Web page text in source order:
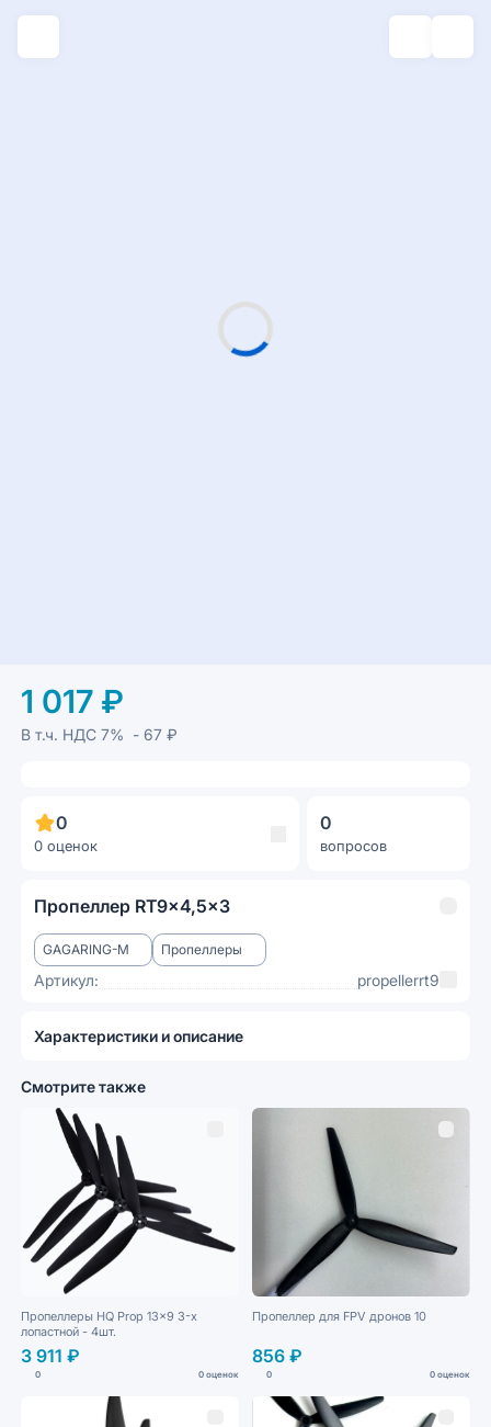
1 017 ₽
В т.ч. НДС7% - 67 ₽
0
0 оценок
0
вопросов
Пропеллер RT9x4,5x3
GAGARING-M Пропеллеры
Артикул: propellerrt9
Характеристики и описание
Смотрите также
Пропеллеры HQ Prop 13x9 3-х
лопастной - 4шт.
3 911 ₽
0 0 оценок
Пропеллер для FPV дронов 10
856 ₽
0 0 оценок